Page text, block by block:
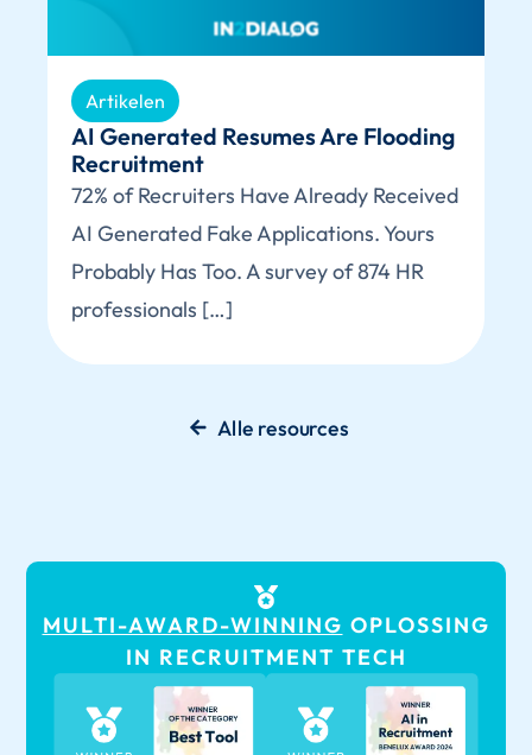
Artikelen
AI Generated Resumes Are Flooding
Recruitment
72% of Recruiters Have Already Received
AI Generated Fake Applications. Yours
Probably Has Too. A survey of 874 HR
professionals […]
Alle resources
MULTI-AWARD-WINNING OPLOSSING
IN RECRUITMENT TECH